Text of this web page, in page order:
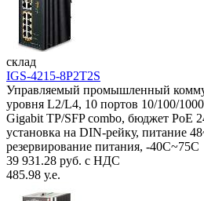
склад
IGS-4215-8P2T2S
Управляемый промышленный
уровня L2/L4, 10 портов 10/100/
Gigabit TP/SFP combo, бюджет PoE
установка на DIN-рейку, питание
резервирование питания, -40С~75C
39 931.28 руб. с НДС
485.98 у.е.